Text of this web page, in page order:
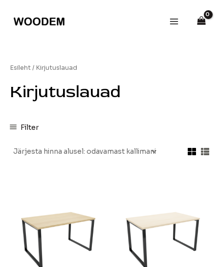
Menu
Esileht/ Kirjutuslauad
Kirjutuslauad
Filter